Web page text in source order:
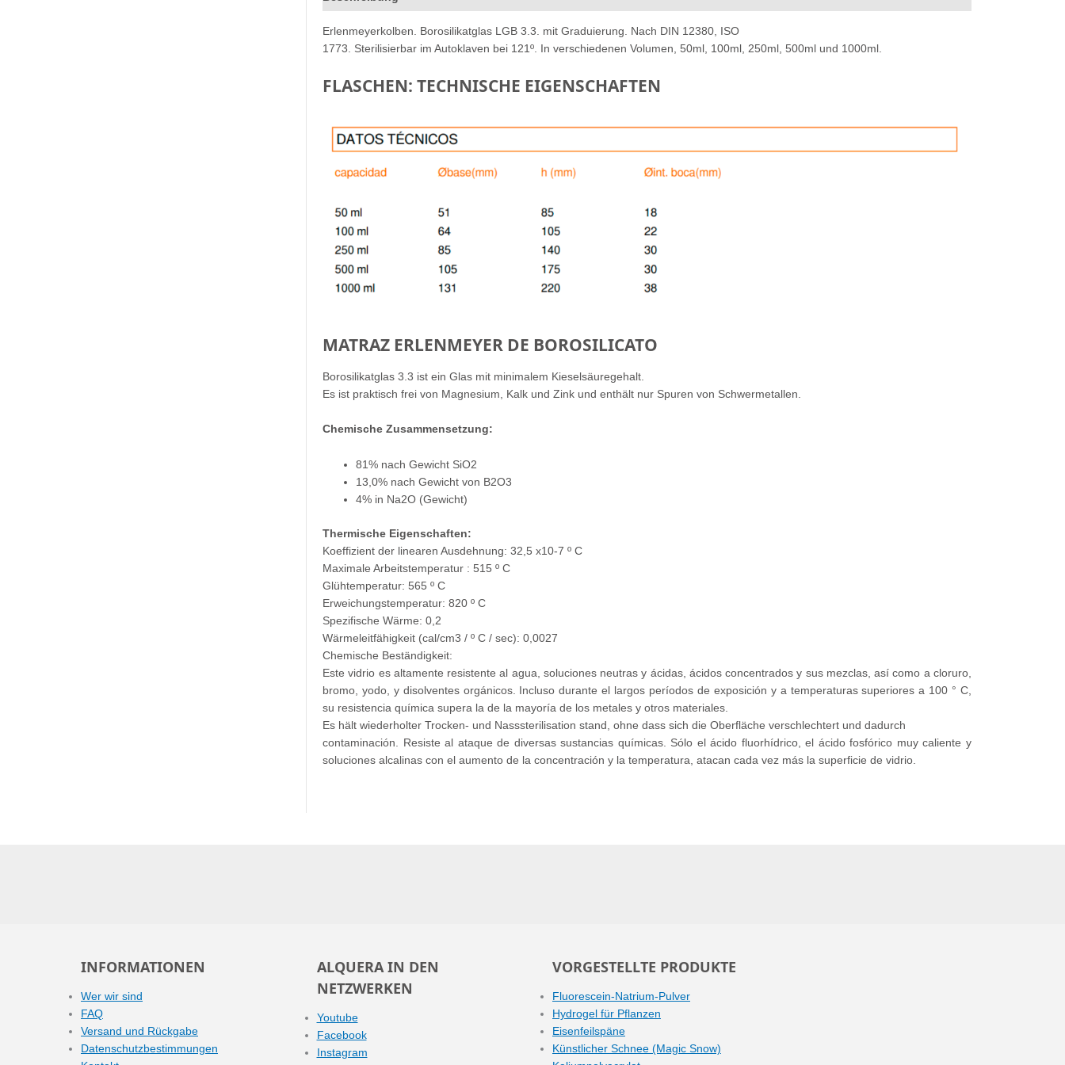
Erlenmeyerkolben. Borosilikatglas LGB 3.3. mit Graduierung. Nach DIN 12380, ISO
1773. Sterilisierbar im Autoklaven bei 121º. In verschiedenen Volumen, 50ml, 100ml, 250ml, 500ml und 1000ml.
FLASCHEN: TECHNISCHE EIGENSCHAFTEN
MATRAZ ERLENMEYER DE BOROSILICATO
Borosilikatglas 3.3 ist ein Glas mit minimalem Kieselsäuregehalt.
Es ist praktisch frei von Magnesium, Kalk und Zink und enthält nur Spuren von Schwermetallen.
Chemische Zusammensetzung:
81% nach Gewicht SiO2
13,0% nach Gewicht von B2O3
4% in Na2O (Gewicht)
Thermische Eigenschaften:
Koeffizient der linearen Ausdehnung: 32,5 x10-7 º C
Maximale Arbeitstemperatur : 515 º C
Glühtemperatur: 565 º C
Erweichungstemperatur: 820 º C
Spezifische Wärme: 0,2
Wärmeleitfähigkeit (cal/cm3 / º C / sec): 0,0027
Chemische Beständigkeit:
Este vidrio es altamente resistente al agua, soluciones neutras y ácidas, ácidos concentrados y sus mezclas, así como a cloruro,
bromo, yodo, y disolventes orgánicos. Incluso durante el largos períodos de exposición y a temperaturas superiores a 100 ° C,
su resistencia química supera la de la mayoría de los metales y otros materiales.
Es hält wiederholter Trocken- und Nasssterilisation stand, ohne dass sich die Oberfläche verschlechtert und dadurch
contaminación. Resiste al ataque de diversas sustancias químicas. Sólo el ácido fluorhídrico, el ácido fosfórico muy caliente y
soluciones alcalinas con el aumento de la concentración y la temperatura, atacan cada vez más la superficie de vidrio.
INFORMATIONEN
Wer wir sind
FAQ
Versand und Rückgabe
Datenschutzbestimmungen
ALQUERA IN DEN
NETZWERKEN
Youtube
Facebook
Instagram
VORGESTELLTE PRODUKTE
Fluorescein-Natrium-Pulver
Hydrogel für Pflanzen
Eisenfeilspäne
Künstlicher Schnee (Magic Snow)